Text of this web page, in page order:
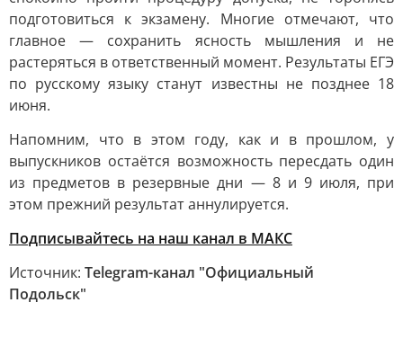
подготовиться к экзамену. Многие отмечают, что
главное — сохранить ясность мышления и не
растеряться в ответственный момент. Результаты ЕГЭ
по русскому языку станут известны не позднее 18
июня.
Напомним, что в этом году, как и в прошлом, у
выпускников остаётся возможность пересдать один
из предметов в резервные дни — 8 и 9 июля, при
этом прежний результат аннулируется.
Подписывайтесь на наш канал в МАКС
Источник: Telegram-канал "Официальный
Подольск"